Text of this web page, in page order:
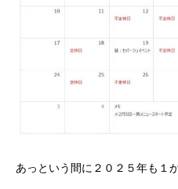
あっという間に２０２５年も１